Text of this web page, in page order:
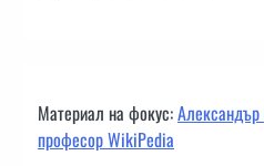
Материал на фокус:
професор WikiPedia